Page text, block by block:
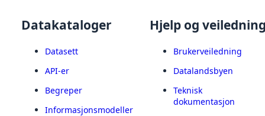
Datakataloger
Datasett
API-er
Begreper
Informasjonsmodeller
Hjelp og
Brukerveiledning
Datalandsbyen
Teknisk
dokumentasjon